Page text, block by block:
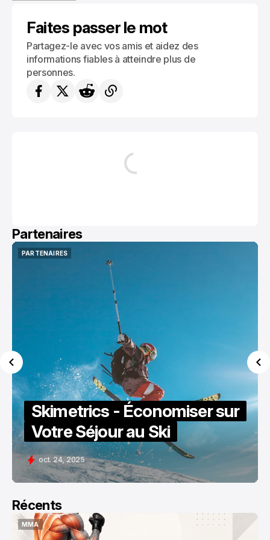
Faites passer le mot
Partagez-le avec vos amis et aidez des
informations fiables à atteindre plus de
personnes.
Partenaires
PARTENAIRES
Skimetrics - Économiser sur
Votre Séjour au Ski
oct. 24, 2025
Récents
MMA
MMA